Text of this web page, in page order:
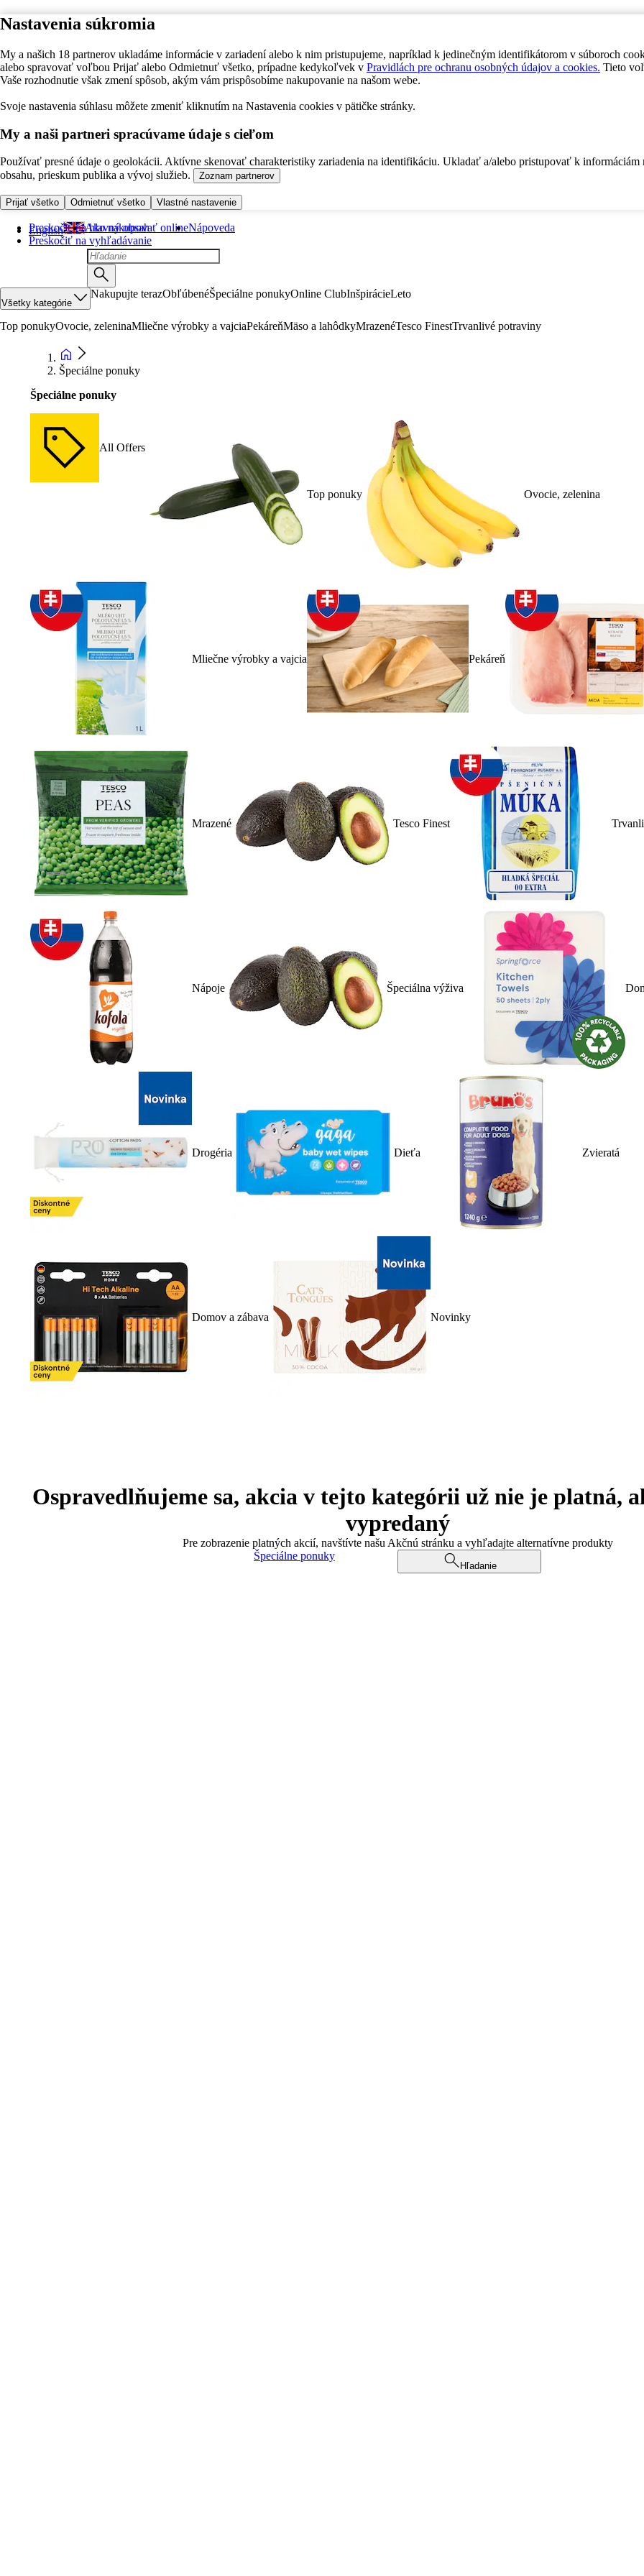
Nastavenia súkromia
My a našich 18 partnerov ukladáme informácie v zariadení alebo k nim pristupujeme, napríklad k jedinečným identifikátorom v súboroch
alebo spravovať voľbou Prijať alebo Odmietnuť všetko, prípadne kedykoľvek v Pravidlách pre ochranu osobných údajov a cookies. Tieto
Vaše rozhodnutie však zmení spôsob, akým vám prispôsobíme nakupovanie na našom webe.
Svoje nastavenia súhlasu môžete zmeniť kliknutím na Nastavenia cookies v pätičke stránky.
My a naši partneri spracúvame údaje s cieľom
Používať presné údaje o geolokácii. Aktívne skenovať charakteristiky zariadenia na identifikáciu. Ukladať a/alebo pristupovať k informáciám
obsahu, prieskum publika a vývoj služieb.
Zoznam partnerov
Prijať všetko Odmietnuť všetko Vlastné nastavenie
Preskočiť na hlavný obsah
Preskočiť na vyhľadávanie
English Ako nakupovať onlineNápoveda
Všetky kategórie
Nakupujte terazObľúbenéŠpeciálne ponukyOnline ClubInšpirácieLeto
Top ponukyOvocie, zeleninaMliečne výrobky a vajciaPekáreňMäso a lahôdkyMrazenéTesco FinestTrvanlivé potraviny
Špeciálne ponuky
Špeciálne ponuky
All Offers
Top ponuky Ovocie, zelenina
Mliečne výrobky a vajcia Pekáreň
Mrazené Tesco Finest
Nápoje Špeciálna výživa
Drogéria Dieťa Zvieratá
Domov a zábava Novinky
Ospravedlňujeme sa, akcia v tejto kategórii už nie je platná,
vypredaný
Pre zobrazenie platných akcií, navštívte našu Akčnú stránku a vyhľadajte alternatívne produkty
Špeciálne ponuky
Hľadanie